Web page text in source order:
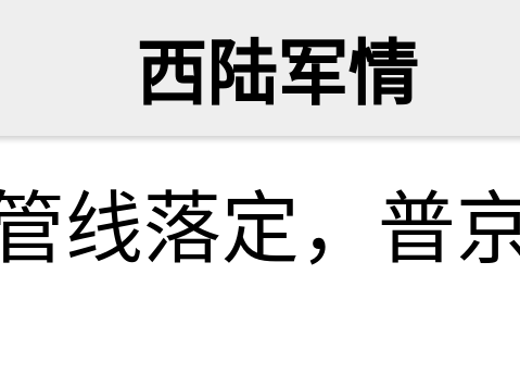
西陆军情
线落定，普